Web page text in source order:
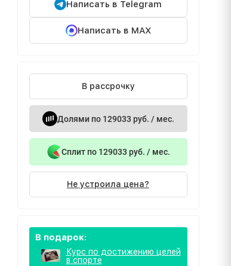
Написать в Telegram
Написать в MAX
В рассрочку
Долями по 129033 руб. / мес.
Сплит по 129033 руб. / мес.
Не устроила цена?
В подарок:
Курс по достижению целей
в спорте